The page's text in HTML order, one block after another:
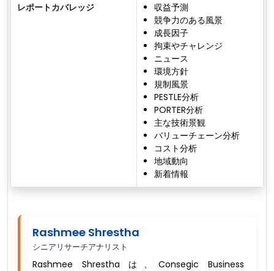
レポートカバレッジ
収益予測
競争力のある風景
成長因子
拘束やチャレンジ
ニュース
環境方針
規制風景
PESTLE分析
PORTER分析
主な技術景観
バリューチェーン分析
コスト分析
地域動向
新着情報
Rashmee Shrestha
シニアリサーチアナリスト
Rashmee Shrestha は、Consegic Business